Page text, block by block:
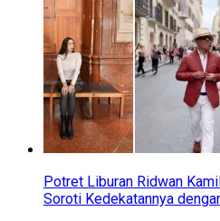
Potret Liburan Ridwan
Soroti Kedekatannya